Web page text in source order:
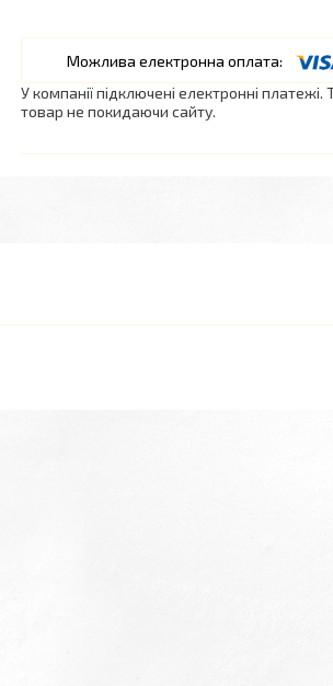
У компанії підключені електронні
товар не покидаючи сайту.